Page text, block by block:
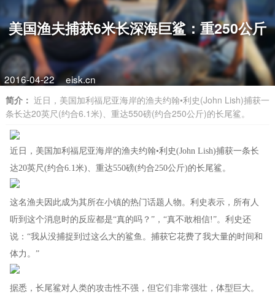
美国渔夫捕获6米长深海巨鲨：重250公斤
2016-04-22 eisk.cn
简介： 近日，美国加利福尼亚海岸的渔夫约翰•利史(John Lish)捕获一
条长达20英尺(约合6.1米)、重达550磅(约合250公斤)的长尾鲨。
近日，美国加利福尼亚海岸的渔夫约翰•利史(John Lish)捕获一条长
达20英尺(约合6.1米)、重达550磅(约合250公斤)的长尾鲨。
这名渔夫因此成为其所在小镇的热门话题人物。利史表示，所有人
听到这个消息时的反应都是“真的吗？”，“真不敢相信!”。利史还
说：“我从没捕捉到过这么大的鲨鱼。捕获它花费了我大量的时间和
体力。”
据悉，长尾鲨对人类的攻击性不强，但它们非常强壮，体型巨大。